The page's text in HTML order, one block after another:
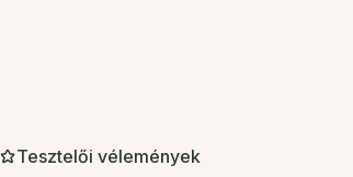
Tesztelői vélemények